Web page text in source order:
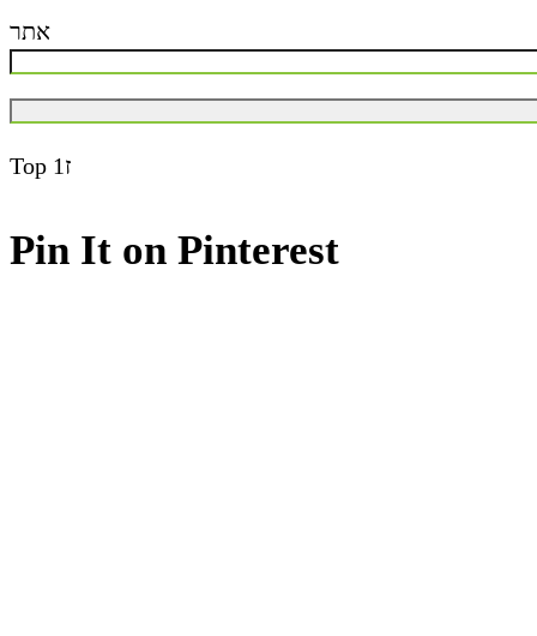
אתר
Top ז1
Pin It on Pinterest